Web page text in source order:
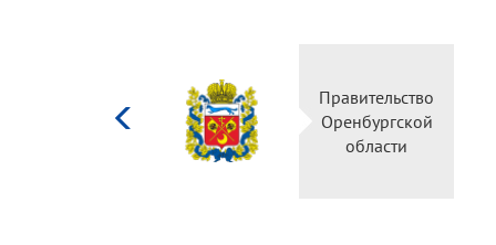
культуры
Российской
Правительство
Оренбургской
области